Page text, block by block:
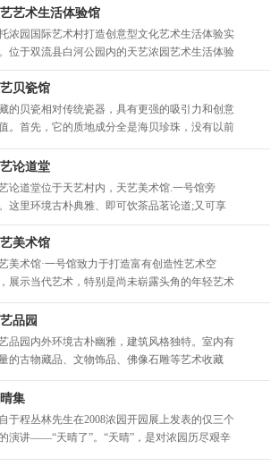
艺术生活体验馆
浓园国际艺术村打造创意型文化艺术生活体验实
位于双流县白河公园内的天艺浓园艺术生活体验
是依托浓园国际艺术村创作基地、天艺村文化公
流平台由成都浓园文化艺术传播有限公司倾力打
创意型文化艺术生活体验实体，园区内开放面积
贝瓷馆
的贝瓷相对传统瓷器，具有更强的吸引力和创意
。首先，它的质地成分全是海贝珍珠，没有以前
过数亿年的海水潮汐堆积而成，属于不可再生资
其次，它的创作不像传统瓷使用油溶性矿物原
一般从事
论道堂
论道堂位于天艺村内，天艺美术馆.一号馆旁
这里环境古朴典雅、即可饮茶品茗论道;又可享
着咖啡香味的午后时光，是商务洽谈、家人聚
朋友小聚的理想场所，来自景德镇的上乘御瓷点
间，可观赏亦可收藏，给你带来艺术体验与舒适
的美好感受
美术馆
美术馆·一号馆致力于打造富有创造性艺术空
展示当代艺术，特别是尚未崭露头角的年轻艺术
作品，同时也为国内艺术提供一个多元的互动空
不断关注新锐艺术的产生，真实呈现中国艺术的
方向。随着中国艺术市场的蓬勃发展，当代与传
艺术以更高�
品园
品园内外环境古朴幽雅，建筑风格独特。室内有
的古物藏品、文物饰品、佛像石雕等艺术收藏
天艺品园建筑风格深受武侯区历史文化的影响，
基于浓园对原创艺术的尊重和自由开放的立足点
建造的一座品茶会道、谈古论今、艺术收藏品鉴
化客栈
集
于程丛林先生在2008浓园开园展上发表的仅三个
演讲——“天晴了”。“天晴”，是对浓园历尽艰辛